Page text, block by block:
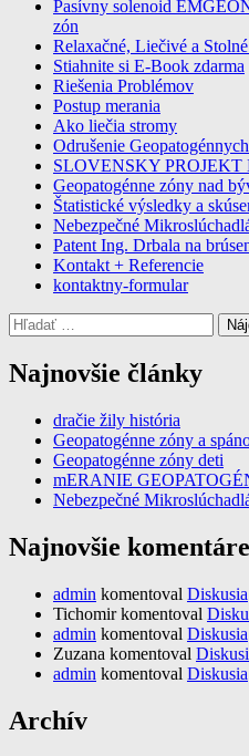
zdarma
Pasívny solenoid
zón
Relaxačné, Liečivé a
Stiahnite si E-Book zdarma
Riešenia Problémov
Postup merania
Ako liečia stromy
Odrušenie
SLOVENSKY
Geopatogénne zóny nad
Štatistické výsledky a
Nebezpečné
Patent Ing. Drbala na
Kontakt + Referencie
kontaktny-formular
Hľadať:
Najnovšie články
dračie žily história
Geopatogénne zóny a
Geopatogénne zóny deti
mERANIE
Nebezpečné
Najnovšie komentáre
admin komentoval Diskusia
Tichomirkomentoval
admin komentoval Diskusia
Zuzana komentoval
admin komentoval Diskusia
Archív